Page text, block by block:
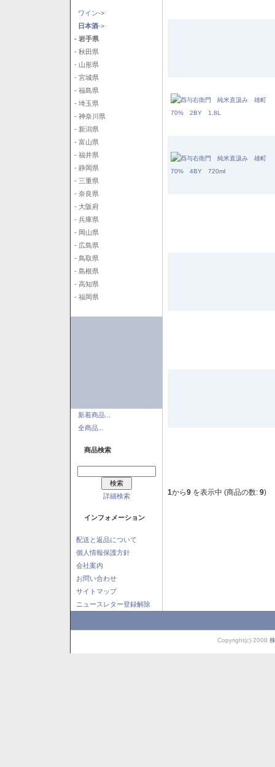
ワイン->
日本酒->
- 岩手県
- 秋田県
- 山形県
- 宮城県
- 福島県
- 埼玉県
- 神奈川県
- 新潟県
- 富山県
- 福井県
- 静岡県
- 三重県
- 奈良県
- 大阪府
- 兵庫県
- 岡山県
- 広島県
- 鳥取県
- 島根県
- 高知県
- 福岡県
新着商品...
全商品...
商品検索
詳細検索
インフォメーション
配送と返品について
個人情報保護方針
会社案内
お問い合わせ
サイトマップ
ニュースレター登録解除
1から9 を表示中 (商品の数: 9)
Copyright(c) 2008